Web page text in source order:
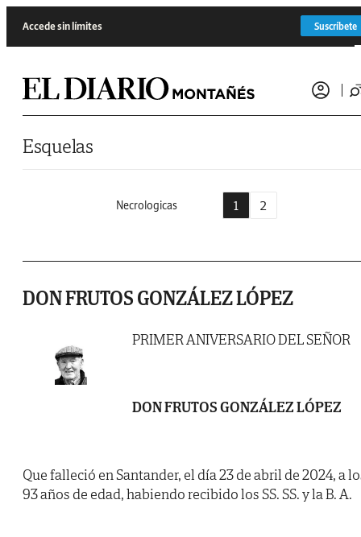
Accede sin límites Suscríbete
Esquelas
Necrologicas 1 2
DON FRUTOS GONZÁLEZ LÓPEZ
PRIMER ANIVERSARIO DEL SEÑOR
DON FRUTOS GONZÁLEZ LÓPEZ
Que falleció en Santander, el día 23 de abril de 2024, a
93 años de edad, habiendo recibido los SS. SS. y la B. A.